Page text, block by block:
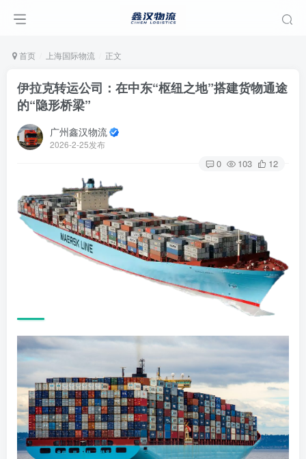
首页 上海国际物流 正文
伊拉克转运公司：在中东“枢纽之地”搭建货物通途
的“隐形桥梁”
广州鑫汉物流
2026-2-25发布
0 103 12